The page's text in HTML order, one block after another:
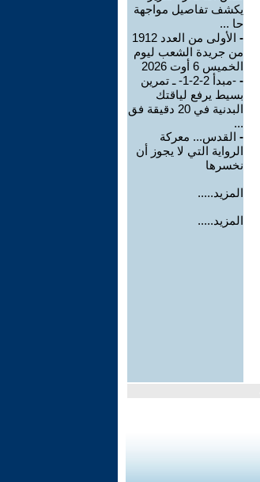
يكشف تفاصيل مواجهة
حا ...
-
الأولى من العدد 1912
من جريدة الشعب ليوم
الخميس 6 أوت 2026
-
-مبدأ 2-2-1- ـ تمرين
بسيط يرفع لياقتك
البدنية في 20 دقيقة فق
...
- القدس... معركة
الرواية التي لا يجوز أن
نخسرها
المزيد.....
المزيد.....